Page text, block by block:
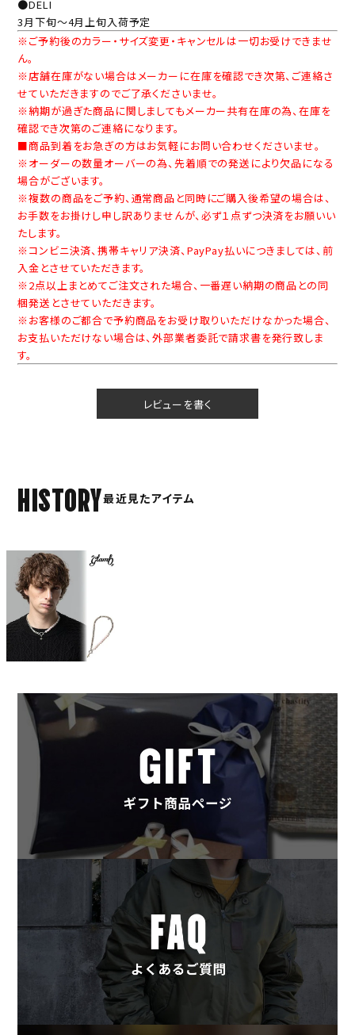
●DELI
3月下旬～4月上旬入荷予定
※ご予約後のカラー・サイズ変更・キャンセルは一切お受けできませ
ん。
※店舗在庫がない場合はメーカーに在庫を確認でき次第、ご連絡さ
せていただきますのでご了承くださいませ。
※納期が過ぎた商品に関しましてもメーカー共有在庫の為、在庫を
確認でき次第のご連絡になります。
■商品到着をお急ぎの方はお気軽にお問い合わせくださいませ。
※オーダーの数量オーバーの為、先着順での発送により欠品になる
場合がございます。
※複数の商品をご予約、通常商品と同時にご購入後希望の場合は、
お手数をお掛けし申し訳ありませんが、必ず１点ずつ決済をお願いい
たします。
※コンビニ決済、携帯キャリア決済、PayPay払いにつきましては、前
入金とさせていただきます。
※2点以上まとめてご注文された場合、一番遅い納期の商品との同
梱発送とさせていただきます。
※お客様のご都合で予約商品をお受け取りいただけなかった場合、
お支払いただけない場合は、外部業者委託で請求書を発行致しま
す。
レビューを書く
HISTORY最近見たアイテム